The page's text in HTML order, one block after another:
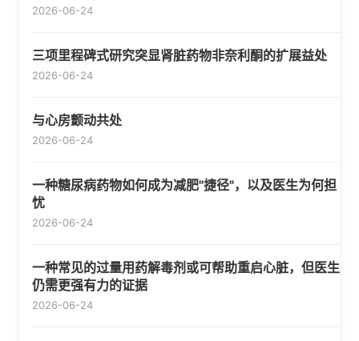
2026-06-24
三项里程碑式研究突显肾脏药物非奈利酮的扩展益处
2026-06-24
与心房颤动共处
2026-06-24
一种糖尿病药物如何成为减肥"捷径"，以及医生为何担
忧
2026-06-24
一种常见的过量用药解毒剂或可帮助重启心脏，但医生
仍需更强有力的证据
2026-06-24